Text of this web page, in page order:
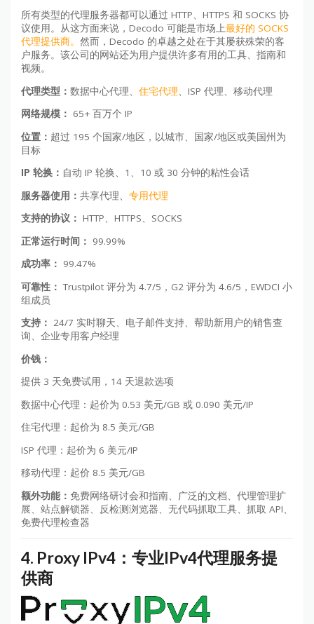
所有类型的代理服务器都可以通过 HTTP、HTTPS 和 SOCKS 协
议使用。从这方面来说，Decodo 可能是市场上最好的 SOCKS
代理提供商。 然而，Decodo 的卓越之处在于其屡获殊荣的客
户服务。该公司的网站还为用户提供许多有用的工具、指南和
视频。
代理类型： 数据中心代理、 住宅代理、ISP 代理、移动代理
网络规模： 65+ 百万个 IP
位置： 超过 195 个国家/地区，以城市、国家/地区或美国州为
目标
IP 轮换： 自动 IP 轮换、1、10 或 30 分钟的粘性会话
服务器使用： 共享代理、 专用代理
支持的协议： HTTP、HTTPS、SOCKS
正常运行时间： 99.99%
成功率： 99.47%
可靠性： Trustpilot 评分为 4.7/5，G2 评分为 4.6/5，EWDCI 小
组成员
支持： 24/7 实时聊天、电子邮件支持、帮助新用户的销售查
询、企业专用客户经理
价钱：
提供 3 天免费试用，14 天退款选项
数据中心代理：起价为 0.53 美元/GB 或 0.090 美元/IP
住宅代理：起价为 8.5 美元/GB
ISP 代理：起价为 6 美元/IP
移动代理：起价 8.5 美元/GB
额外功能： 免费网络研讨会和指南、广泛的文档、代理管理扩
展、站点解锁器、反检测浏览器、无代码抓取工具、抓取 API、
免费代理检查器
4. Proxy IPv4：专业IPv4代理服务提
供商